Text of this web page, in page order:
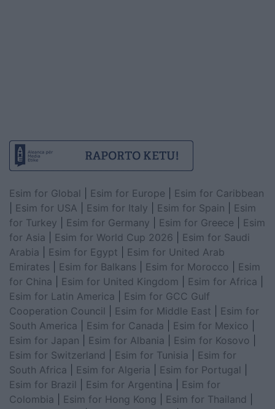
Esim for Global Esim for Europe
Esim for Caribbean
Esim for USA Esim for Italy Esim for Spain
Esim
for Turkey
Esim for Germany Esim for Greece
Esim
for Asia
Esim for World Cup 2026
Esim for Saudi
Arabia
Esim for Egypt
Esim for United Arab
Emirates
Esim for Balkans Esim for Morocco
Esim
for China
Esim for United Kingdom Esim for Africa
Esim for Latin America
Esim for GCC Gulf
Cooperation Council
Esim for Middle East
Esim for
South America
Esim for Canada Esim for Mexico
Esim for Japan
Esim for Albania Esim for Kosovo
Esim for Switzerland
Esim for Tunisia
Esim for
South Africa
Esim for Algeria Esim for Portugal
Esim for Brazil
Esim for Argentina
Esim for
Colombia
Esim for Hong Kong Esim for Thailand